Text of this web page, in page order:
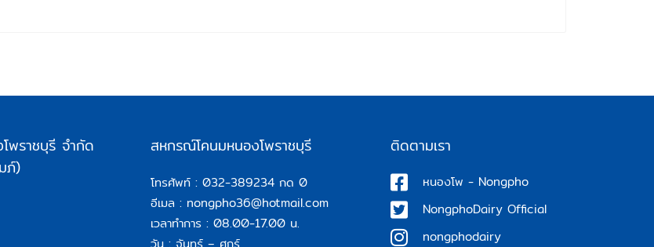
พราชบุรี จำกัด
ภ์)
สหกรณ์โคนมหนองโพราชบุรี
โทรศัพท์ : 032-389234 กด 0
อีเมล : nongpho36@hotmail.com
เวลาทำการ : 08.00-17.00 น.
ติดตามเรา
หนองโพ - Nongpho
NongphoDairy Official
nongphodairy